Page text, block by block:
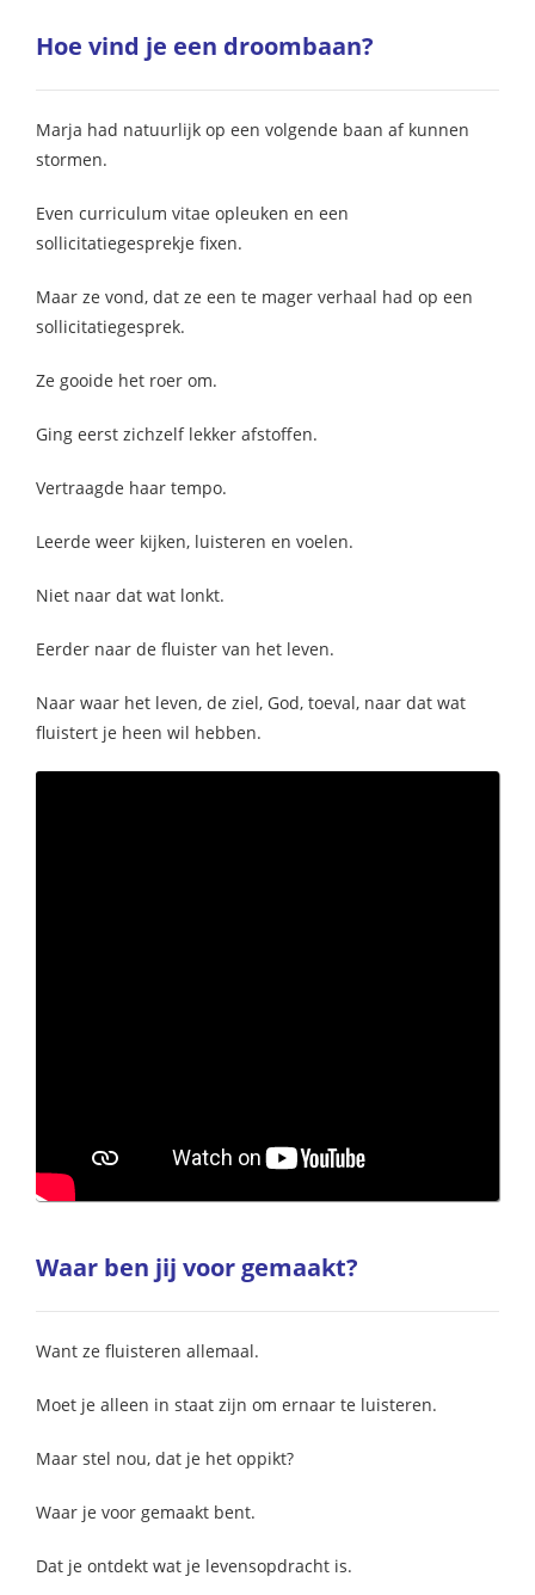
Hoe vind je een droombaan?
Marja had natuurlijk op een volgende baan af kunnen
stormen.
Even curriculum vitae opleuken en een
sollicitatiegesprekje fixen.
Maar ze vond, dat ze een te mager verhaal had op een
sollicitatiegesprek.
Ze gooide het roer om.
Ging eerst zichzelf lekker afstoffen.
Vertraagde haar tempo.
Leerde weer kijken, luisteren en voelen.
Niet naar dat wat lonkt.
Eerder naar de fluister van het leven.
Naar waar het leven, de ziel, God, toeval, naar dat wat
fluistert je heen wil hebben.
Waar ben jij voor gemaakt?
Want ze fluisteren allemaal.
Moet je alleen in staat zijn om ernaar te luisteren.
Maar stel nou, dat je het oppikt?
Waar je voor gemaakt bent.
Dat je ontdekt wat je levensopdracht is.